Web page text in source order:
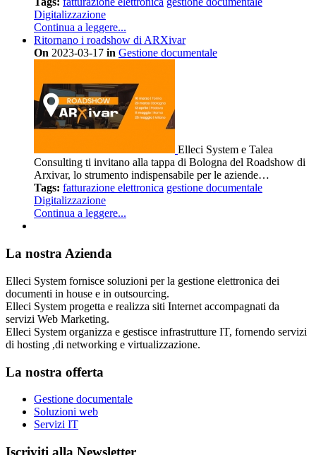
Digitalizzazione
Continua a leggere...
Ritornano i roadshow di ARXivar
On 2023-03-17 in Gestione documentale
Elleci System e Talea
Consulting ti invitano alla tappa di Bologna del Roadshow di
Arxivar, lo strumento indispensabile per le aziende…
Tags: fatturazione elettronica gestione documentale
Digitalizzazione
Continua a leggere...
La nostra Azienda
Elleci System fornisce soluzioni per la gestione elettronica dei
documenti in house e in outsourcing.
Elleci System progetta e realizza siti Internet accompagnati da
servizi Web Marketing.
Elleci System organizza e gestisce infrastrutture IT, fornendo servizi
di hosting ,di networking e virtualizzazione.
La nostra offerta
Gestione documentale
Soluzioni web
Servizi IT
Iscriviti alla Newsletter